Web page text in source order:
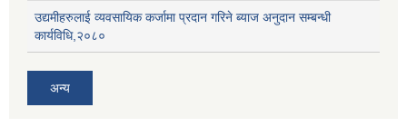
उद्यमीहरुलाई व्यवसायिक कर्जामा प्रदान गरिने ब्याज अनुदान सम्बन्धी
कार्यविधि,२०८०
अन्य